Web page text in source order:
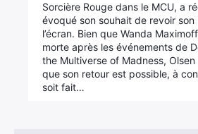
Sorcière Rouge dans le MCU, a
évoqué son souhait de revoir son
l’écran. Bien que Wanda
morte après les événements de
the Multiverse of Madness,
que son retour est possible, à
soit fait…